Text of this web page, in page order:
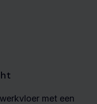
met een